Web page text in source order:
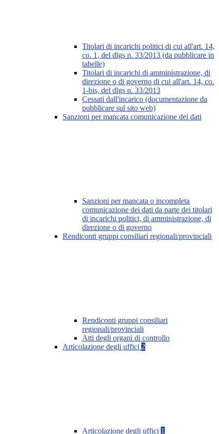
Titolari di incarichi politici di cui all'art. 14,
co. 1, del dlgs n. 33/2013 (da pubblicare in
tabelle)
Titolari di incarichi di amministrazione, di
direzione o di governo di cui all'art. 14, co.
1-bis, del dlgs n. 33/2013
Cessati dall'incarico (documentazione da
pubblicare sul sito web)
Sanzioni per mancata comunicazione dei dati
Sanzioni per mancata o incompleta
comunicazione dei dati da parte dei titolari
di incarichi politici, di amministrazione, di
direzione o di governo
Rendiconti gruppi consiliari regionali/provinciali
Rendiconti gruppi consiliari
regionali/provinciali
Atti degli organi di controllo
Articolazione degli uffici 2
Articolazione degli uffici 1